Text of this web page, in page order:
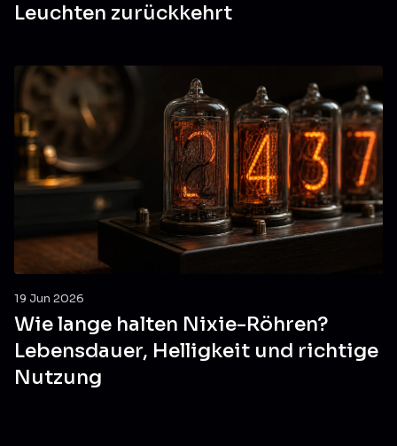
Leuchten zurückkehrt
19 Jun 2026
Wie lange halten Nixie-Röhren?
Lebensdauer, Helligkeit und richtige
Nutzung